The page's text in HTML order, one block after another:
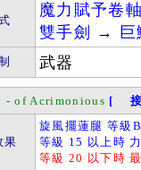
魔力賦予卷
雙手劍
→
武器
- of Acrimonious [ 接
果
旋風擺蓮腿 等級
等級 15 以上時
等級 20 以下時